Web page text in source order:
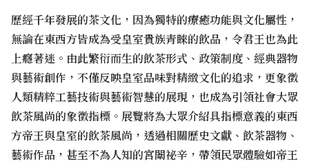
歷經千年發展的茶文化，因為獨特的療癒功能與文化屬性，
無論在東西方皆成為受皇室貴族青睞的飲品，令君王也為此
上癮著迷。由此繁衍而生的飲茶形式、政策制度、經典器物
與藝術創作，不僅反映皇室品味對精緻文化的追求，更象徵
人類精粹工藝技術與藝術智慧的展現，也成為引領社會大眾
飲茶風尚的象徵指標。展覽將為大眾介紹具指標意義的東西
方帝王與皇室的飲茶風尚，透過相關歷史文獻、飲茶器物、
藝術作品，甚至不為人知的宮闈祕辛，帶領民眾體驗如帝王